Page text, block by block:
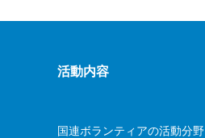
活動内容
国連ボランティアの活動分野